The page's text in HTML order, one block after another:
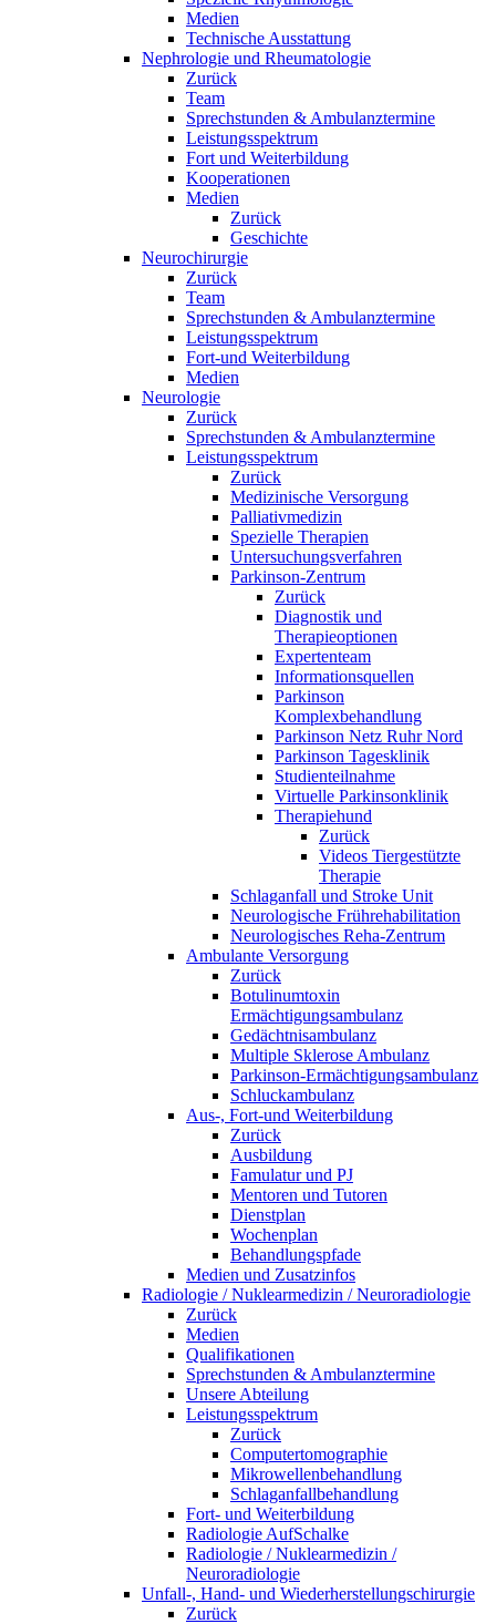
Medien
Technische Ausstattung
Nephrologie und Rheumatologie
Zurück
Team
Sprechstunden & Ambulanztermine
Leistungsspektrum
Fort und Weiterbildung
Kooperationen
Medien
Zurück
Geschichte
Neurochirurgie
Zurück
Team
Sprechstunden & Ambulanztermine
Leistungsspektrum
Fort-und Weiterbildung
Medien
Neurologie
Zurück
Sprechstunden & Ambulanztermine
Leistungsspektrum
Zurück
Medizinische Versorgung
Palliativmedizin
Spezielle Therapien
Untersuchungsverfahren
Parkinson-Zentrum
Zurück
Diagnostik und
Therapieoptionen
Expertenteam
Informationsquellen
Parkinson
Komplexbehandlung
Parkinson Netz Ruhr Nord
Parkinson Tagesklinik
Studienteilnahme
Virtuelle Parkinsonklinik
Therapiehund
Zurück
Videos Tiergestützte
Therapie
Schlaganfall und Stroke Unit
Neurologische Frührehabilitation
Neurologisches Reha-Zentrum
Ambulante Versorgung
Zurück
Botulinumtoxin
Ermächtigungsambulanz
Gedächtnisambulanz
Multiple Sklerose Ambulanz
Parkinson-Ermächtigungsambulanz
Schluckambulanz
Aus-, Fort-und Weiterbildung
Zurück
Ausbildung
Famulatur und PJ
Mentoren und Tutoren
Dienstplan
Wochenplan
Behandlungspfade
Medien und Zusatzinfos
Radiologie / Nuklearmedizin / Neuroradiologie
Zurück
Medien
Qualifikationen
Sprechstunden & Ambulanztermine
Unsere Abteilung
Leistungsspektrum
Zurück
Computertomographie
Mikrowellenbehandlung
Schlaganfallbehandlung
Fort- und Weiterbildung
Radiologie AufSchalke
Radiologie / Nuklearmedizin /
Neuroradiologie
Unfall-, Hand- und Wiederherstellungschirurgie
Zurück